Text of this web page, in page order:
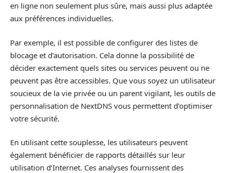
en ligne non seulement plus sûre, mais aussi plus adaptée
aux préférences individuelles.
Par exemple, il est possible de configurer des listes de
blocage et d’autorisation. Cela donne la possibilité de
décider exactement quels sites ou services peuvent ou ne
peuvent pas être accessibles. Que vous soyez un utilisateur
soucieux de la vie privée ou un parent vigilant, les outils de
personnalisation de NextDNS vous permettent d’optimiser
votre sécurité.
En utilisant cette souplesse, les utilisateurs peuvent
également bénéficier de rapports détaillés sur leur
utilisation d’Internet. Ces analyses fournissent des